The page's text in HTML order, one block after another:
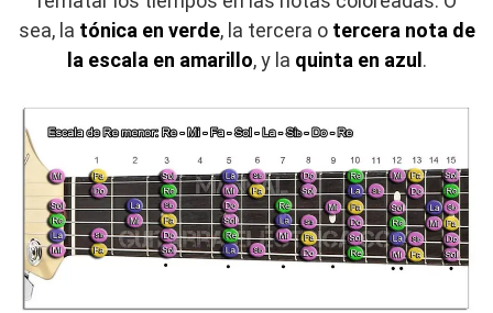
sea, la tónica en verde, la tercera o tercera nota de
la escala en amarillo, y la quinta en azul .